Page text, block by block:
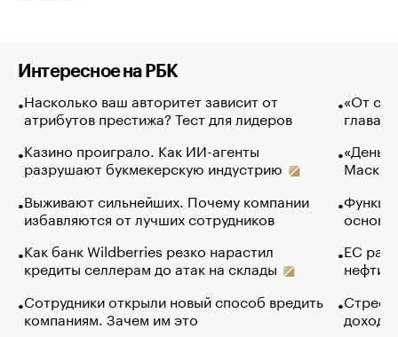
Интересное на РБК
Насколько ваш авторитет зависит от
атрибутов престижа? Тест для лидеров
Казино проиграло. Как ИИ-агенты
разрушают букмекерскую индустрию
Выживают сильнейших. Почему компании
избавляются от лучших сотрудников
Как банк Wildberries резко нарастил
кредиты селлерам до атак на склады
Сотрудники открыли новый способ вредить
компаниям. Зачем им это
«От
глава
Маск в
основ
ЕС
нефти